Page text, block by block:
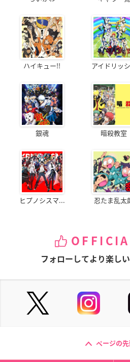
ハイキュー!! アイドリッ
銀魂 暗殺教室
ヒプノシスマ... 忍たま乱太
フォローしてより楽し
ページの